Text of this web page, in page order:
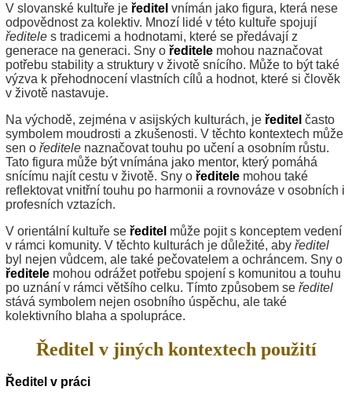
V slovanské kultuře je ředitel vnímán jako figura, která nese
odpovědnost za kolektiv. Mnozí lidé v této kultuře spojují
ředitele s tradicemi a hodnotami, které se předávají z
generace na generaci. Sny o ředitele mohou naznačovat
potřebu stability a struktury v životě snícího. Může to být také
výzva k přehodnocení vlastních cílů a hodnot, které si člověk
v životě nastavuje.
Na východě, zejména v asijských kulturách, je ředitel často
symbolem moudrosti a zkušenosti. V těchto kontextech může
sen o ředitele naznačovat touhu po učení a osobním růstu.
Tato figura může být vnímána jako mentor, který pomáhá
snícímu najít cestu v životě. Sny o ředitele mohou také
reflektovat vnitřní touhu po harmonii a rovnováze v osobních i
profesních vztazích.
V orientální kultuře se ředitel může pojit s konceptem vedení
v rámci komunity. V těchto kulturách je důležité, aby ředitel
byl nejen vůdcem, ale také pečovatelem a ochráncem. Sny o
ředitele mohou odrážet potřebu spojení s komunitou a touhu
po uznání v rámci většího celku. Tímto způsobem se ředitel
stává symbolem nejen osobního úspěchu, ale také
kolektivního blaha a spolupráce.
Ředitel v jiných kontextech použití
Ředitel v práci